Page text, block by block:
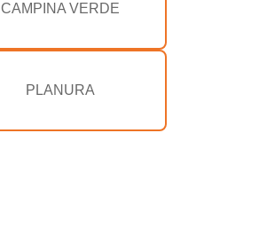
CAMPINA VERDE
PLANURA